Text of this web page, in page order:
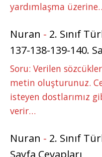
yardımlaşma
Nuran - 2. Sınıf
137-138-139-140.
Soru: Verilen
metin oluşturunuz.
isteyen dostlarımız
verir…
Nuran - 2. Sınıf
Sayfa Cevapları